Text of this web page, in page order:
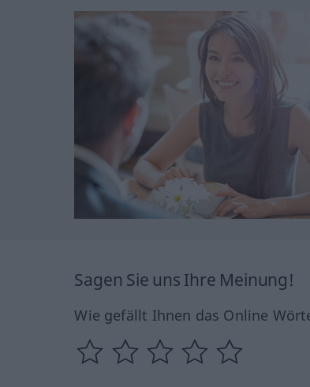
Sagen Sie uns Ihre Meinung!
Wie gefällt Ihnen das Online